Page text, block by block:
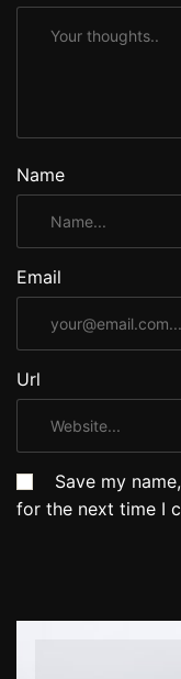
Name
Email
Url
Save my
for the next time I